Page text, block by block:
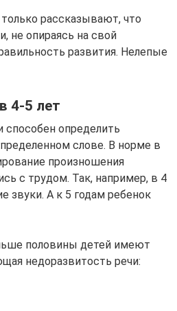
рассказывают, что
не опираясь на свой
развития. Нелепые
4-5 лет
способен определить
слове. В норме в
произношения
с трудом. Так, например, в 4
звуки. А к 5 годам ребенок
половины детей имеют
недоразвитость речи: